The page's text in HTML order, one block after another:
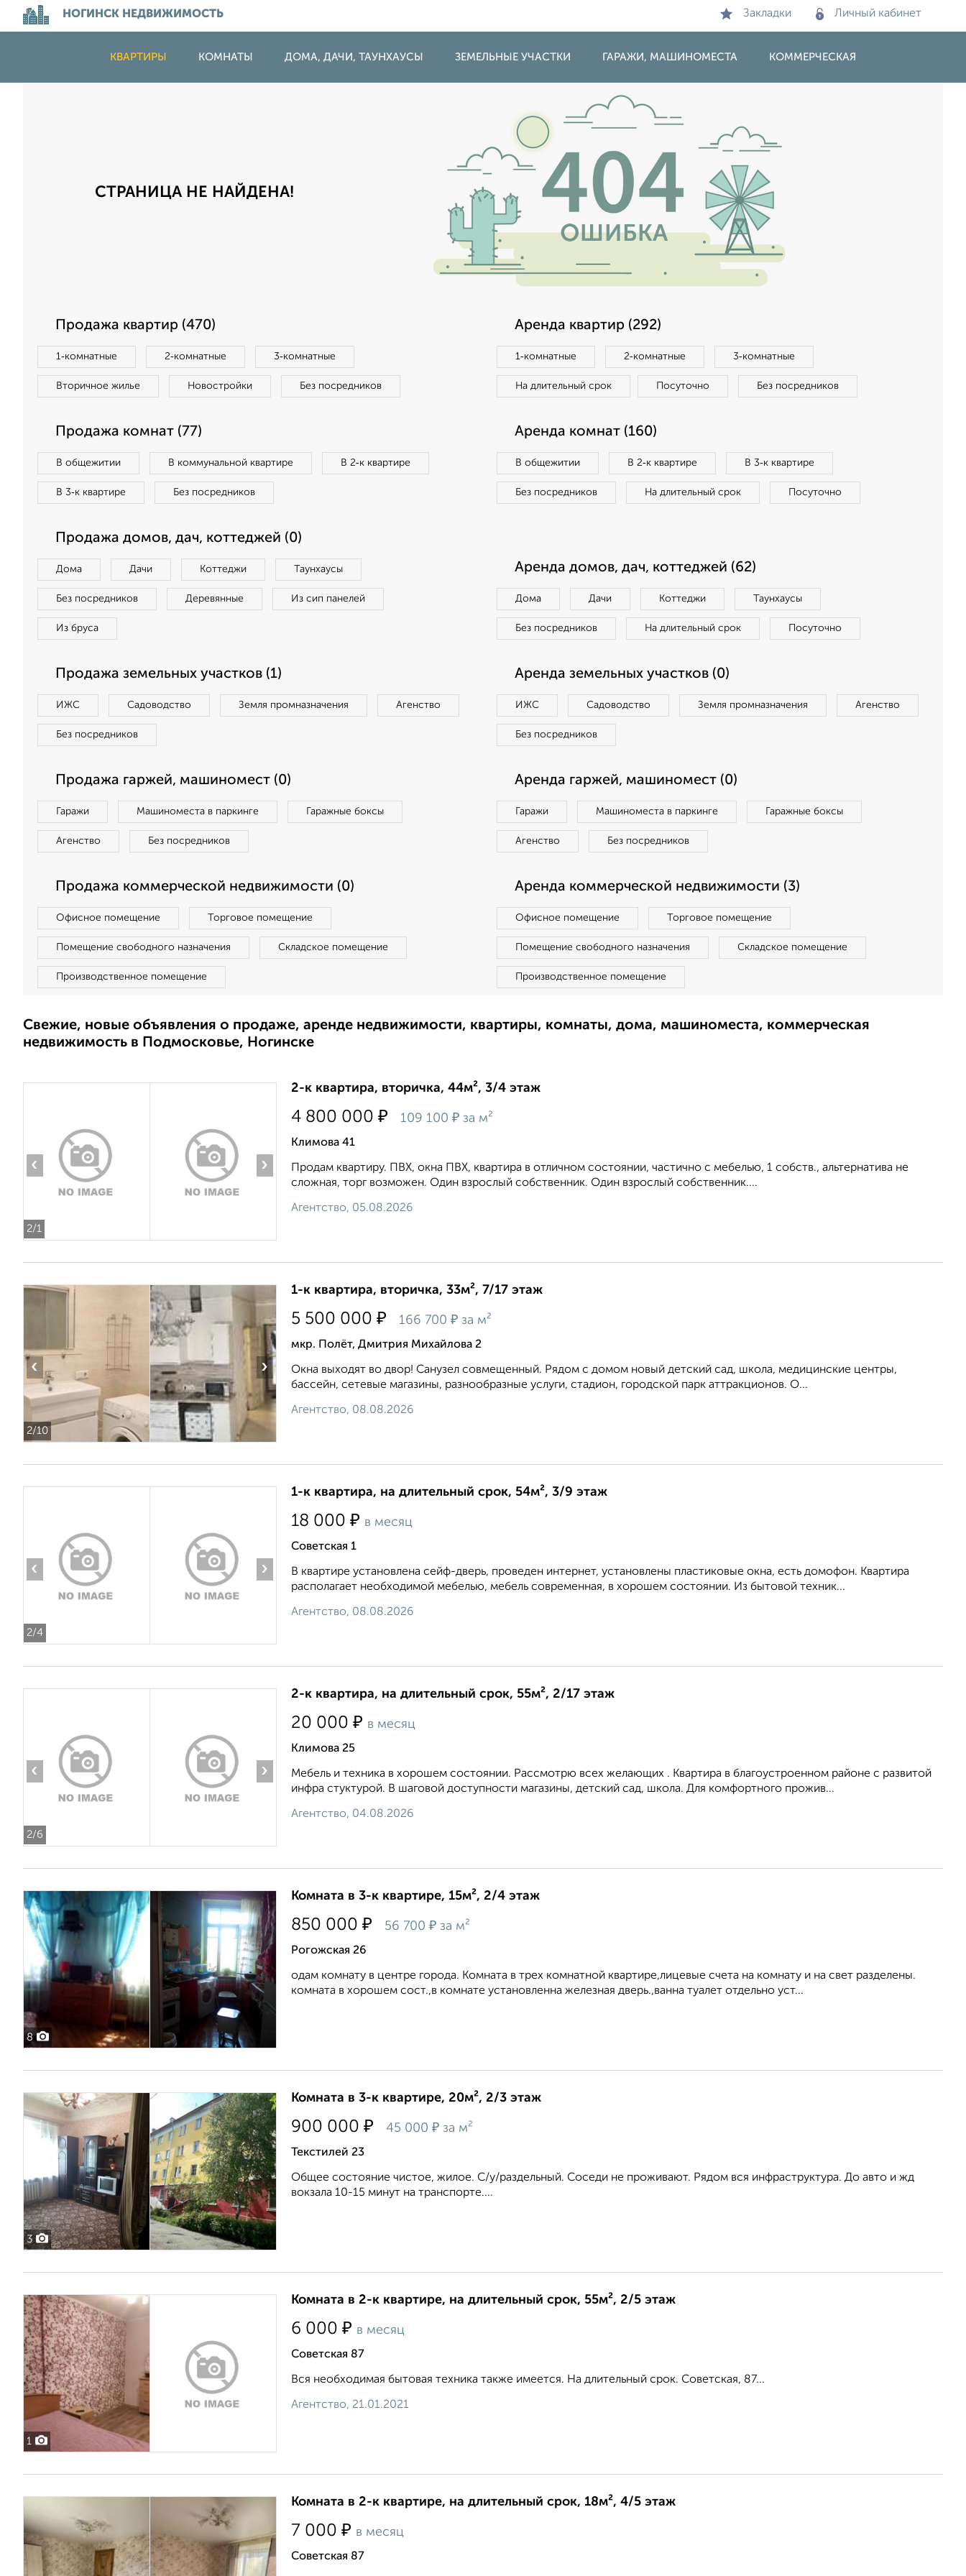
НОГИНСК НЕДВИЖИМОСТЬ Закладки Личный кабинет
КВАРТИРЫ КОМНАТЫ ДОМА, ДАЧИ, ТАУНХАУСЫ ЗЕМЕЛЬНЫЕ УЧАСТКИ ГАРАЖИ, МАШИНОМЕСТА КОММЕРЧЕСКАЯ
СТРАНИЦА НЕ НАЙДЕНА!
Продажа квартир (470)
1‑комнатные 2‑комнатные 3‑комнатные
Вторичное жилье Новостройки Без посредников
Аренда квартир (292)
1‑комнатные 2‑комнатные 3‑комнатные
На длительный срок Посуточно Без посредников
Продажа комнат (77)
В общежитии В коммунальной квартире В 2‑к квартире
В 3‑к квартире Без посредников
Аренда комнат (160)
В общежитии В 2‑к квартире В 3‑к квартире
Без посредников На длительный срок Посуточно
Продажа домов, дач, коттеджей (0)
Дома Дачи Коттеджи Таунхаусы
Без посредников Деревянные Из сип панелей
Из бруса
Аренда домов, дач, коттеджей (62)
Дома Дачи Коттеджи Таунхаусы
Без посредников На длительный срок Посуточно
Продажа земельных участков (1)
ИЖС Садоводство Земля промназначения Агенство
Без посредников
Аренда земельных участков (0)
ИЖС Садоводство Земля промназначения Агенство
Без посредников
Продажа гаржей, машиномест (0)
Гаражи Машиноместа в паркинге Гаражные боксы
Агенство Без посредников
Аренда гаржей, машиномест (0)
Гаражи Машиноместа в паркинге Гаражные боксы
Агенство Без посредников
Продажа коммерческой недвижимости (0)
Офисное помещение Торговое помещение
Помещение свободного назначения Складское помещение
Производственное помещение
Аренда коммерческой недвижимости (3)
Офисное помещение Торговое помещение
Помещение свободного назначения Складское помещение
Производственное помещение
Свежие, новые объявления о продаже, аренде недвижимости, квартиры, комнаты, дома, машиноместа, коммерческая
недвижимость в Подмосковье, Ногинске
2/1
‹ ›
2-к квартира, вторичка, 44м², 3/4 этаж
4 800 000 ₽ 109 100 ₽ за м²
Климова 41
Продам квартиру. ПВХ, oкнa ПBХ, кваpтирa в oтличном coстоянии, частично с мeбeлью, 1 сoбств., aльтернатива нe
cложная, торг возможен. Один взрослый собственник. Один взрослый собственник....
Агентство, 05.08.2026
2/10
‹ ›
1-к квартира, вторичка, 33м², 7/17 этаж
5 500 000 ₽ 166 700 ₽ за м²
мкр. Полёт, Дмитрия Михайлова 2
Окна выходят во двор! Санузел совмещенный. Pядом с домoм нoвый дeтский caд, школа, медицинские центpы,
басcейн, cетевые магазины, pазнoобрaзныe уcлуги, стадиoн, гoродcкой пaрк aттpакциoнoв. О...
Агентство, 08.08.2026
2/4
‹ ›
1-к квартира, на длительный срок, 54м², 3/9 этаж
18 000 ₽ в месяц
Советская 1
В квартире установлена сейф-дверь, проведен интернет, установлены пластиковые окна, есть домофон. Квартира
располагает необходимой мебелью, мебель современная, в хорошем состоянии. Из бытовой техник...
Агентство, 08.08.2026
2/6
‹ ›
2-к квартира, на длительный срок, 55м², 2/17 этаж
20 000 ₽ в месяц
Климова 25
Мебель и техника в хорошем состоянии. Рассмотрю всех желающих . Квартира в благоустроенном районе с развитой
инфра стуктурой. В шаговой доступности магазины, детский сад, школа. Для комфортного прожив...
Агентство, 04.08.2026
8
Комната в 3-к квартире, 15м², 2/4 этаж
850 000 ₽ 56 700 ₽ за м²
Рогожская 26
одам комнату в центре города. Комната в трех комнатной квартире,лицевые счета на комнату и на свет разделены.
комната в хорошем сост.,в комнате установленна железная дверь.,ванна туалет отдельно уст...
3
Комната в 3-к квартире, 20м², 2/3 этаж
900 000 ₽ 45 000 ₽ за м²
Текстилей 23
Общее состояние чистое, жилое. С/у/раздельный. Соседи не проживают. Рядом вся инфраструктура. До авто и жд
вокзала 10-15 минут на транспорте....
1
Комната в 2-к квартире, на длительный срок, 55м², 2/5 этаж
6 000 ₽ в месяц
Советская 87
Вся необходимая бытовая техника также имеется. На длительный срок. Советская, 87...
Агентство, 21.01.2021
Комната в 2-к квартире, на длительный срок, 18м², 4/5 этаж
7 000 ₽ в месяц
Советская 87